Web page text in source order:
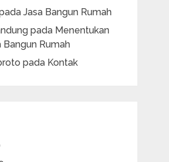
Jasa Bangun Rumah
pada Menentukan
Bangun Rumah
pada Kontak